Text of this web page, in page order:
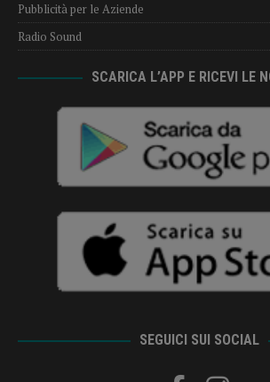
Pubblicità per le Aziende
Radio Sound
SCARICA L’APP E RICEVI LE
SEGUICI SUI SOCIAL